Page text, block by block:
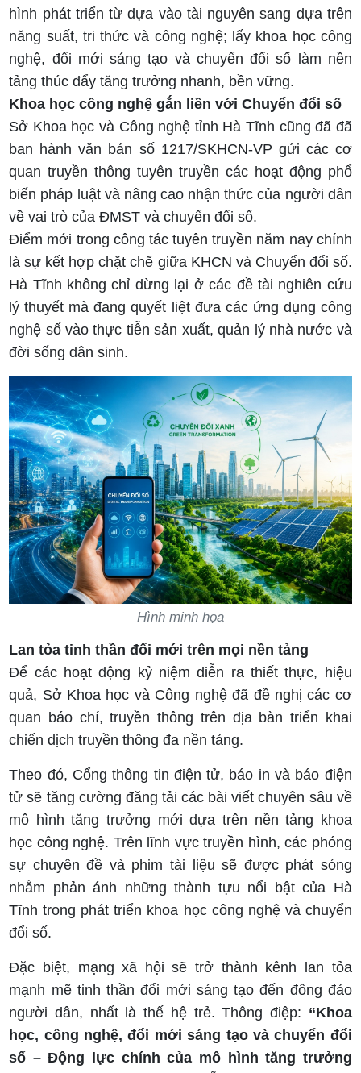
hình phát triển từ dựa vào tài nguyên sang dựa trên
năng suất, tri thức và công nghệ; lấy khoa học công
nghệ, đổi mới sáng tạo và chuyển đổi số làm nền
tảng thúc đẩy tăng trưởng nhanh, bền vững.
Khoa học công nghệ gắn liền với Chuyển đổi số
Sở Khoa học và Công nghệ tỉnh Hà Tĩnh cũng đã đã
ban hành văn bản số 1217/SKHCN-VP gửi các cơ
quan truyền thông tuyên truyền các hoạt động phổ
biến pháp luật và nâng cao nhận thức của người dân
về vai trò của ĐMST và chuyển đổi số.
Điểm mới trong công tác tuyên truyền năm nay chính
là sự kết hợp chặt chẽ giữa KHCN và Chuyển đổi số.
Hà Tĩnh không chỉ dừng lại ở các đề tài nghiên cứu
lý thuyết mà đang quyết liệt đưa các ứng dụng công
nghệ số vào thực tiễn sản xuất, quản lý nhà nước và
đời sống dân sinh.
Hình minh họa
Lan tỏa tinh thần đổi mới trên mọi nền tảng
Để các hoạt động kỷ niệm diễn ra thiết thực, hiệu
quả, Sở Khoa học và Công nghệ đã đề nghị các cơ
quan báo chí, truyền thông trên địa bàn triển khai
chiến dịch truyền thông đa nền tảng.
Theo đó, Cổng thông tin điện tử, báo in và báo điện
tử sẽ tăng cường đăng tải các bài viết chuyên sâu về
mô hình tăng trưởng mới dựa trên nền tảng khoa
học công nghệ. Trên lĩnh vực truyền hình, các phóng
sự chuyên đề và phim tài liệu sẽ được phát sóng
nhằm phản ánh những thành tựu nổi bật của Hà
Tĩnh trong phát triển khoa học công nghệ và chuyển
đổi số.
Đặc biệt, mạng xã hội sẽ trở thành kênh lan tỏa
mạnh mẽ tinh thần đổi mới sáng tạo đến đông đảo
người dân, nhất là thế hệ trẻ. Thông điệp: “Khoa
học, công nghệ, đổi mới sáng tạo và chuyển đổi
số – Động lực chính của mô hình tăng trưởng